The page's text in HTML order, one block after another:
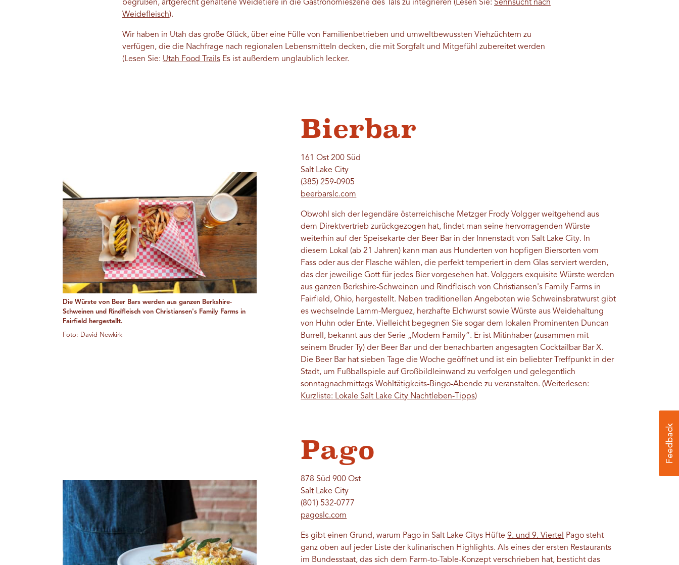
begrüßen, artgerecht gehaltene Weidetiere in die Gastronomieszene des Tals zu integrieren (Lesen Sie: Sehnsucht nach
Weidefleisch).
Wir haben in Utah das große Glück, über eine Fülle von Familienbetrieben und umweltbewussten Viehzüchtern zu
verfügen, die die Nachfrage nach regionalen Lebensmitteln decken, die mit Sorgfalt und Mitgefühl zubereitet werden
(Lesen Sie: Utah Food TrailsEs ist außerdem unglaublich lecker.
Die Würste von Beer Bars werden aus ganzen Berkshire-
Schweinen und Rindfleisch von Christiansen's Family Farms in
Fairfield hergestellt.
Foto: David Newkirk
Bierbar
161 Ost 200 Süd
Salt Lake City
(385) 259-0905
beerbarslc.com
Obwohl sich der legendäre österreichische Metzger Frody Volgger weitgehend aus
dem Direktvertrieb zurückgezogen hat, findet man seine hervorragenden Würste
weiterhin auf der Speisekarte der Beer Bar in der Innenstadt von Salt Lake City. In
diesem Lokal (ab 21 Jahren) kann man aus Hunderten von hopfigen Biersorten vom
Fass oder aus der Flasche wählen, die perfekt temperiert in dem Glas serviert werden,
das der jeweilige Gott für jedes Bier vorgesehen hat. Volggers exquisite Würste werden
aus ganzen Berkshire-Schweinen und Rindfleisch von Christiansen's Family Farms in
Fairfield, Ohio, hergestellt. Neben traditionellen Angeboten wie Schweinsbratwurst gibt
es wechselnde Lamm-Merguez, herzhafte Elchwurst sowie Würste aus Weidehaltung
von Huhn oder Ente. Vielleicht begegnen Sie sogar dem lokalen Prominenten Duncan
Burrell, bekannt aus der Serie „Modern Family“. Er ist Mitinhaber (zusammen mit
seinem Bruder Ty) der Beer Bar und der benachbarten angesagten Cocktailbar Bar X.
Die Beer Bar hat sieben Tage die Woche geöffnet und ist ein beliebter Treffpunkt in der
Stadt, um Fußballspiele auf Großbildleinwand zu verfolgen und gelegentlich
sonntagnachmittags Wohltätigkeits-Bingo-Abende zu veranstalten. (Weiterlesen:
Kurzliste: Lokale Salt Lake City Nachtleben-Tipps)
Pago
878 Süd 900 Ost
Salt Lake City
(801) 532-0777
pagoslc.com
Es gibt einen Grund, warum Pago in Salt Lake Citys Hüfte9. und 9. Viertel
Pago steht
ganz oben auf jeder Liste der kulinarischen Highlights. Als eines der ersten Restaurants
im Bundesstaat, das sich dem Farm-to-Table-Konzept verschrieben hat, besticht das